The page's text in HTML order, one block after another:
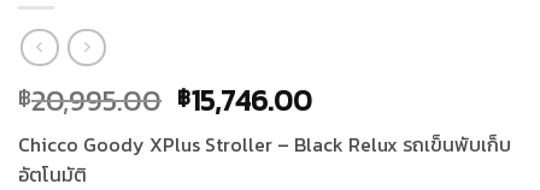
฿20,995.00 Original
price
was:
฿15,746.00Current
price
is:
Chicco Goody XPlus Stroller – Black Relux รถเข็นพับเก็บ
อัตโนมัติ